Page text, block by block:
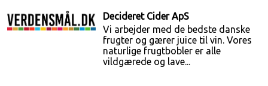
Decideret Cider ApS
Vi arbejder med de bedste danske
frugter og gærer juice til vin. Vores
naturlige frugtbobler er alle
vildgærede og lave...